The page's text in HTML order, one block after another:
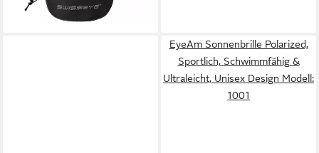
EyeAm Sonnenbrille Polarized,
Sportlich, Schwimmfähig &
Ultraleicht, Unisex Design Modell:
1001